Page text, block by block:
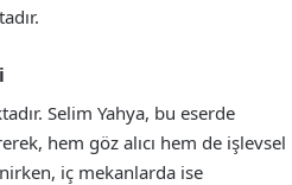
Selim Yahya, bu eserde
hem göz alıcı hem de işlevsel
iç mekanlarda ise